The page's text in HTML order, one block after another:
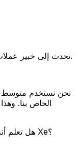
تحدث إلى خبيريمكننا التفوق على أسعار المنافسين.
نحن نستخدم
الخاص بنا.
هل تعلم أنه يمكنك إرسال الأموال إلى الخارج باستخدام Xe؟